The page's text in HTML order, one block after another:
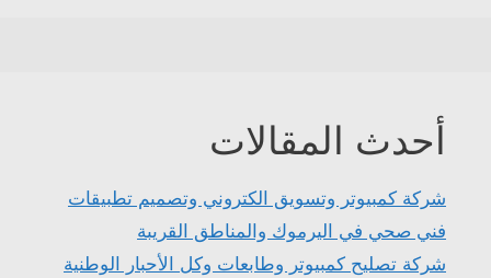
أحدث المقالات
شركة كمبيوتر وتسويق الكتروني وتصميم تطبيقات
فني صحي في اليرموك والمناطق القريبة
شركة تصليح كمبيوتر وطابعات وكل الأحبار الوطنية